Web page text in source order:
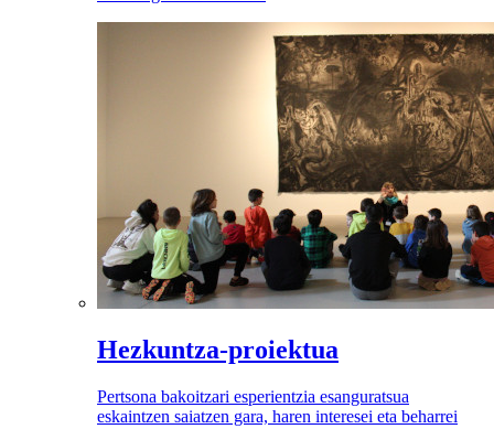
Hezkuntza-proiektua
Pertsona bakoitzari esperientzia esanguratsua
eskaintzen saiatzen gara, haren interesei eta beharrei